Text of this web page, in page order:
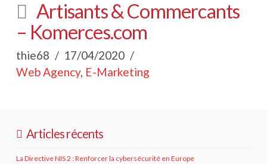
Artisants & Commercants
– Komerces.com
thie68
17/04/2020
Web Agency, E-Marketing
Articles récents
La Directive NIS 2 : Renforcer la cybersécurité en Europe